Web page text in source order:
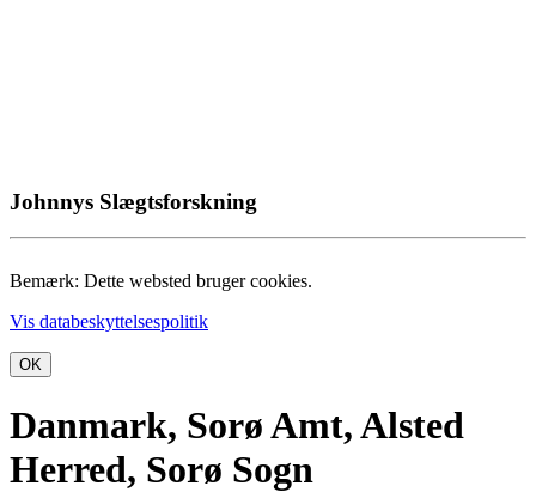
Johnnys Slægtsforskning
Bemærk: Dette websted bruger cookies.
Vis databeskyttelsespolitik
OK
Danmark, Sorø Amt, Alsted
Herred, Sorø Sogn